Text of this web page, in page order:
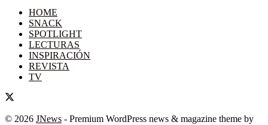
HOME
SNACK
SPOTLIGHT
LECTURAS
INSPIRACIÓN
REVISTA
TV
© 2026 JNews - Premium WordPress news & magazine theme by